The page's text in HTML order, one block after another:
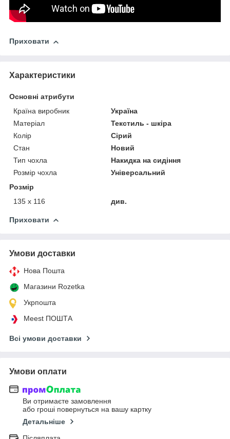
Приховати
Характеристики
Основні атрибути
Країна виробник
Україна
Матеріал
Текстиль - шкіра
Колір
Сірий
Стан
Новий
Тип чохла
Накидка на сидіння
Розмір чохла
Універсальний
Розмір
135 х 116
див.
Приховати
Умови доставки
Нова Пошта
Магазини Rozetka
Укрпошта
Meest ПОШТА
Всі умови доставки
Умови оплати
Ви отримаєте замовлення
або гроші повернуться на вашу картку
Детальніше